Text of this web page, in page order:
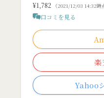
¥1,782 （2021/12/03 14:32時
口コミを見る
楽
Yahoo